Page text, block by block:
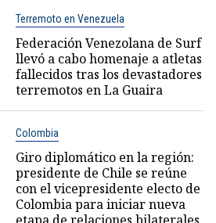
Terremoto en Venezuela
Federación Venezolana de Surf
llevó a cabo homenaje a atletas
fallecidos tras los devastadores
terremotos en La Guaira
Colombia
Giro diplomático en la región:
presidente de Chile se reúne
con el vicepresidente electo de
Colombia para iniciar nueva